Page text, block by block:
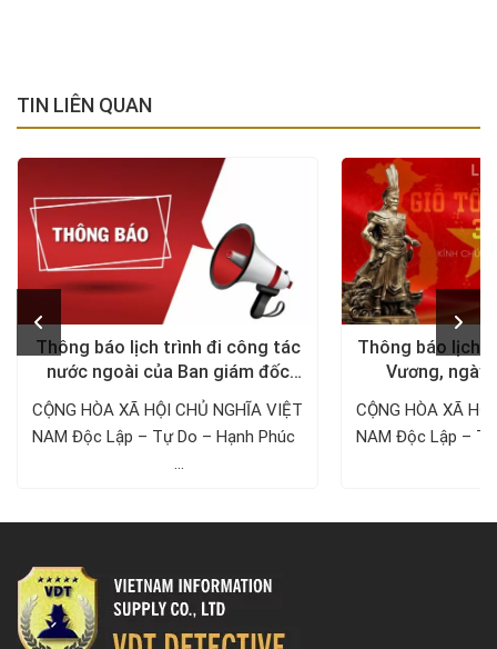
TIN LIÊN QUAN
Thông báo lịch trình đi công tác
nước ngoài của Ban giám đốc
Công ty Thám tử VDT năm 2024
CỘNG HÒA XÃ HỘI CHỦ NGHĨA VIỆT
NAM Độc Lập – Tự Do – Hạnh Phúc ­­­­­­­­­­­­­­­­­­­­
...
Thông báo lịch
Vương, ngày
CỘNG HÒA XÃ
NAM Độc Lập –